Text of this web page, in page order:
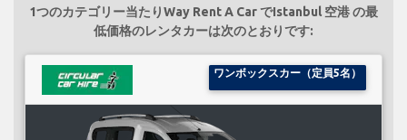
1つのカテゴリー当たりWay Rent A Car でIstanbul 空港 の最
低価格のレンタカーは次のとおりです:
ワンボックスカー（定員5名）